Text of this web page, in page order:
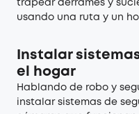
trapearderrames y
usando una ruta y un
Instalar
el hogar
Hablando de robo y
instalar sistemas de